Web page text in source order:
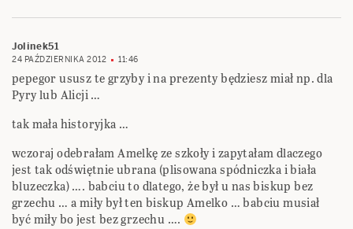
Jolinek51
24 PAŹDZIERNIKA 2012 11:46
pepegor ususz te grzyby i na prezenty będziesz miał np. dla
Pyry lub Alicji …
tak mała historyjka …
wczoraj odebrałam Amelkę ze szkoły i zapytałam dlaczego
jest tak odświętnie ubrana (plisowana spódniczka i biała
bluzeczka) …. babciu to dlatego, że był u nas biskup bez
grzechu … a miły był ten biskup Amelko … babciu musiał
być miły bo jest bez grzechu ….